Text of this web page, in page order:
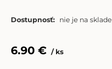
Dostupnosť: nie je na sklade
6.90 € ks